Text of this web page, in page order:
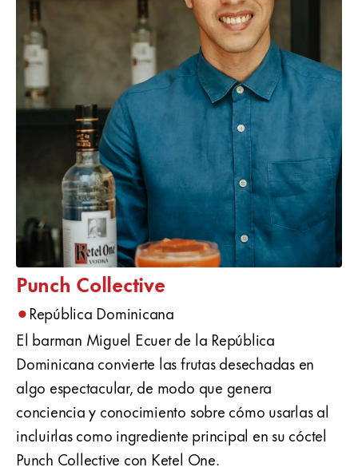
Punch Collective
•República Dominicana
El barman Miguel Ecuer de la República
Dominicana convierte las frutas desechadas en
algo espectacular, de modo que genera
conciencia y conocimiento sobre cómo usarlas al
incluirlas como ingrediente principal en su cóctel
Punch Collective con Ketel One.